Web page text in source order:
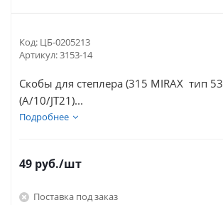
Код: ЦБ-0205213
Артикул:3153-14
Скобы для степлера (315 MIRAX тип 53
(A/10/JT21)...
Подробнее
49 руб./шт
Поставка под заказ